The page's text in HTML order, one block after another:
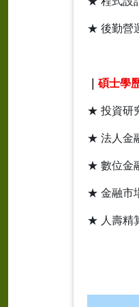
★ 後勤營
碩士學
★ 投資研
★ 法人金
★ 數位金
★ 金融市
★ 人壽精